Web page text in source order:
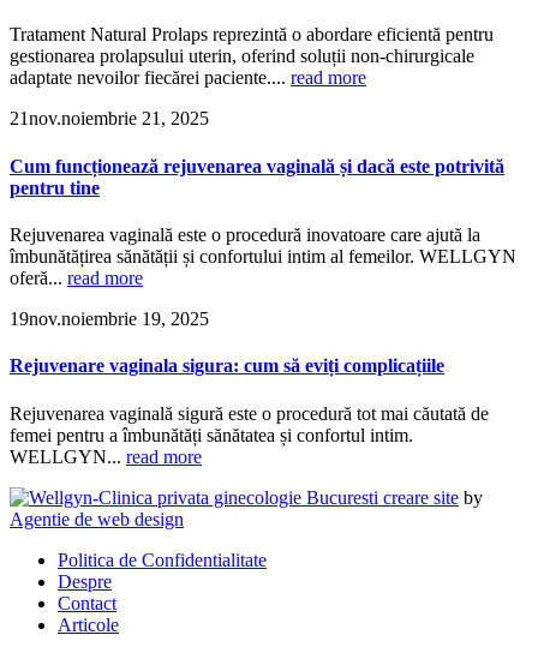
Tratament Natural Prolaps reprezintă o abordare eficientă pentru
gestionarea prolapsului uterin, oferind soluții non-chirurgicale
adaptate nevoilor fiecărei paciente.... read more
21nov.noiembrie 21, 2025
Cum funcționează rejuvenarea vaginală și dacă este potrivită
pentru tine
Rejuvenarea vaginală este o procedură inovatoare care ajută la
îmbunătățirea sănătății și confortului intim al femeilor. WELLGYN
oferă... read more
19nov.noiembrie 19, 2025
Rejuvenare vaginala sigura: cum să eviți complicațiile
Rejuvenarea vaginală sigură este o procedură tot mai căutată de
femei pentru a îmbunătăți sănătatea și confortul intim.
WELLGYN... read more
creare site by
Agentie de web design
Politica de Confidentialitate
Despre
Contact
Articole